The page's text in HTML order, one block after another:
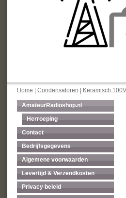
Home Condensatoren Keramisch
AmateurRadioshop.nl
Herroeping
Contact
Bedrijfsgegevens
Algemene voorwaarden
Levertijd & Verzendkosten
Privacy beleid